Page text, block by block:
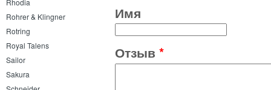
Rhodia
Rohrer & Klingner
Rotring
Royal Talens
Sailor
Sakura
Имя
Отзыв *